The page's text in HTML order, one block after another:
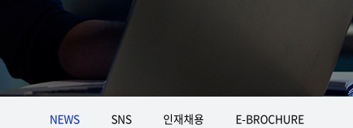
NEWS SNS 인재채용 E-BROCHURE